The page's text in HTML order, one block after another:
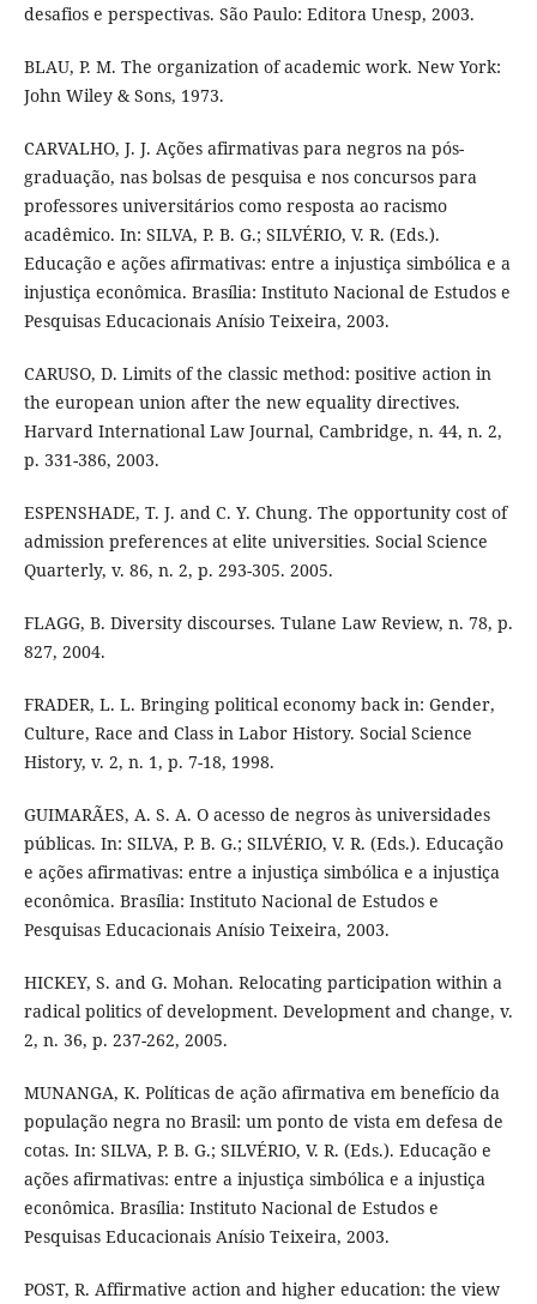
desafios e perspectivas. São Paulo: Editora Unesp, 2003.
BLAU, P. M. The organization of academic work. New York:
John Wiley & Sons, 1973.
CARVALHO, J. J. Ações afirmativas para negros na pós-
graduação, nas bolsas de pesquisa e nos concursos para
professores universitários como resposta ao racismo
acadêmico. In: SILVA, P. B. G.; SILVÉRIO, V. R. (Eds.).
Educação e ações afirmativas: entre a injustiça simbólica e a
injustiça econômica. Brasília: Instituto Nacional de Estudos e
Pesquisas Educacionais Anísio Teixeira, 2003.
CARUSO, D. Limits of the classic method: positive action in
the european union after the new equality directives.
Harvard International Law Journal, Cambridge, n. 44, n. 2,
p. 331-386, 2003.
ESPENSHADE, T. J. and C. Y. Chung. The opportunity cost of
admission preferences at elite universities. Social Science
Quarterly, v. 86, n. 2, p. 293-305. 2005.
FLAGG, B. Diversity discourses. Tulane Law Review, n. 78, p.
827, 2004.
FRADER, L. L. Bringing political economy back in: Gender,
Culture, Race and Class in Labor History. Social Science
History, v. 2, n. 1, p. 7-18, 1998.
GUIMARÃES, A. S. A. O acesso de negros às universidades
públicas. In: SILVA, P. B. G.; SILVÉRIO, V. R. (Eds.). Educação
e ações afirmativas: entre a injustiça simbólica e a injustiça
econômica. Brasília: Instituto Nacional de Estudos e
Pesquisas Educacionais Anísio Teixeira, 2003.
HICKEY, S. and G. Mohan. Relocating participation within a
radical politics of development. Development and change, v.
2, n. 36, p. 237-262, 2005.
MUNANGA, K. Políticas de ação afirmativa em benefício da
população negra no Brasil: um ponto de vista em defesa de
cotas. In: SILVA, P. B. G.; SILVÉRIO, V. R. (Eds.). Educação e
ações afirmativas: entre a injustiça simbólica e a injustiça
econômica. Brasília: Instituto Nacional de Estudos e
Pesquisas Educacionais Anísio Teixeira, 2003.
POST, R. Affirmative action and higher education: the view